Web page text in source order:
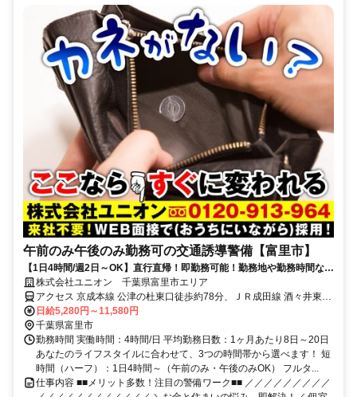
午前のみ午後のみ勤務可の交通誘導警備【富里市】
【1日4時間/週2日～OK】直行直帰！即勤務可能！勤務地や勤務時間など
ライフスタイルに合わせて働ける
株式会社ユニオン 千葉県富里市エリア
アクセス 京成本線 公津の杜東口徒歩約78分、ＪＲ成田線 酒々井東口
徒歩約87分、京成本線 宗吾参道出入口1徒歩約92分 千葉県富里市エ
リア
日給5,280円～11,580円
千葉県富里市
勤務時間 実働時間：4時間/日 平均勤務日数：1ヶ月あたり8日～20日
あなたのライフスタイルに合わせて、3つの時間帯から選べます！ 短
時間（ハーフ）：1日4時間～（午前のみ・午後のみOK） フルタ...
仕事内容 ■■メリット多数！注目の警備ワーク■■ ／／／／／／／／／